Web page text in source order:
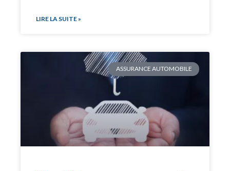
LIRE LA SUITE »
ASSURANCE AUTOMOBILE